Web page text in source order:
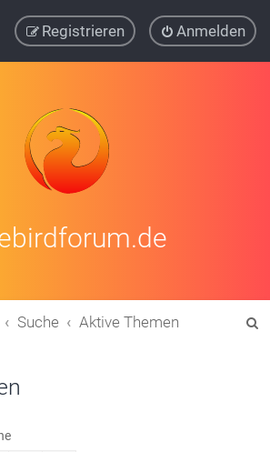
Anmelden
Registrieren
Suche Aktive Themen